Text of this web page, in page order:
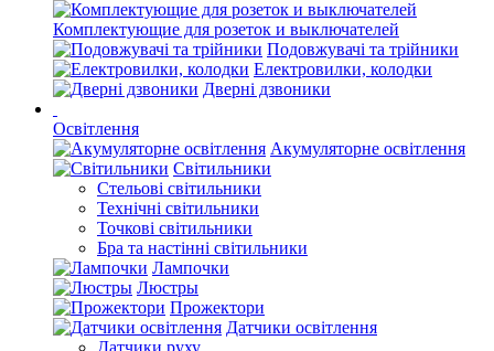
Комплектующие для розеток и выключателей
Подовжувачі та трійники
Електровилки, колодки
Дверні дзвоники
Освітлення
Акумуляторне освітлення
Світильники
Стельові світильники
Технічні світильники
Точкові світильники
Бра та настінні світильники
Лампочки
Люстры
Прожектори
Датчики освітлення
Датчики руху